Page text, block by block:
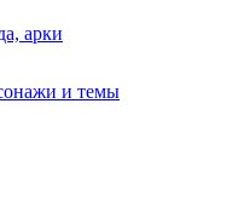
арки
и темы